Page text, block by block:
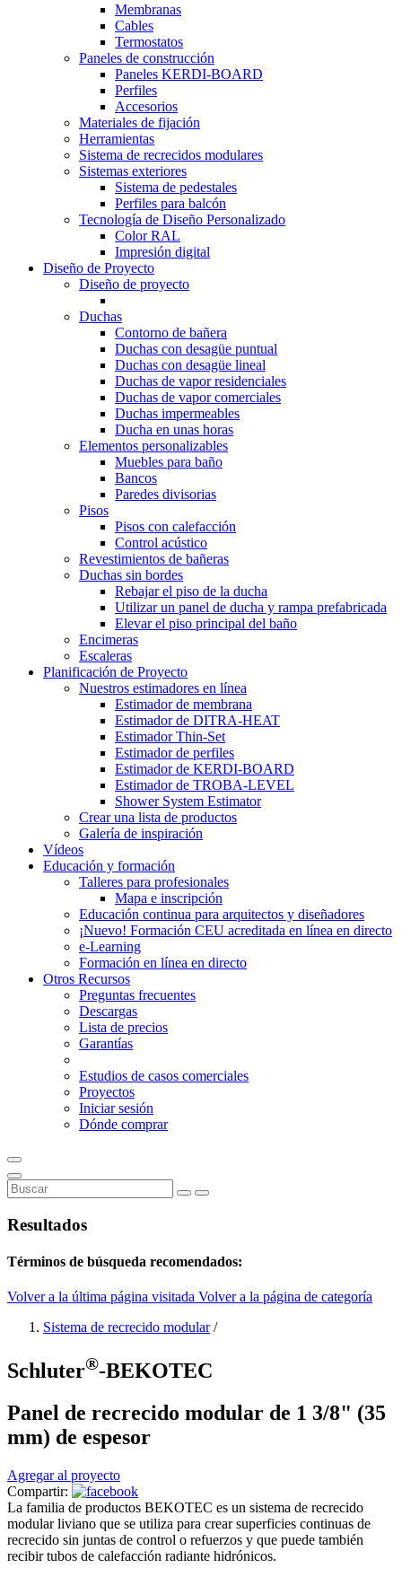
Membranas
Cables
Termostatos
Paneles de construcción
Paneles KERDI-BOARD
Perfiles
Accesorios
Materiales de fijación
Herramientas
Sistema de recrecidos modulares
Sistemas exteriores
Sistema de pedestales
Perfiles para balcón
Tecnología de Diseño Personalizado
Color RAL
Impresión digital
Diseño de Proyecto
Diseño de proyecto
Duchas
Contorno de bañera
Duchas con desagüe puntual
Duchas con desagüe lineal
Duchas de vapor residenciales
Duchas de vapor comerciales
Duchas impermeables
Ducha en unas horas
Elementos personalizables
Muebles para baño
Bancos
Paredes divisorias
Pisos
Pisos con calefacción
Control acústico
Revestimientos de bañeras
Duchas sin bordes
Rebajar el piso de la ducha
Utilizar un panel de ducha y rampa prefabricada
Elevar el piso principal del baño
Encimeras
Escaleras
Planificación de Proyecto
Nuestros estimadores en línea
Estimador de membrana
Estimador de DITRA-HEAT
Estimador Thin-Set
Estimador de perfiles
Estimador de KERDI-BOARD
Estimador de TROBA-LEVEL
Shower System Estimator
Crear una lista de productos
Galería de inspiración
Vídeos
Educación y formación
Talleres para profesionales
Mapa e inscripción
Educación continua para arquitectos y diseñadores
¡Nuevo! Formación CEU acreditada en línea en directo
e-Learning
Formación en línea en directo
Otros Recursos
Preguntas frecuentes
Descargas
Lista de precios
Garantías
Estudios de casos comerciales
Proyectos
Iniciar sesión
Dónde comprar
Resultados
Términos de búsqueda recomendados:
Volver a la última página visitada Volver a la página de categoría
Sistema de recrecido modular /
Schluter®-BEKOTEC
Panel de recrecido modular de 1 3/8" (35
mm) de espesor
Agregar al proyecto
Compartir:
La familia de productos BEKOTEC es un sistema de recrecido
modular liviano que se utiliza para crear superficies continuas de
recrecido sin juntas de control o refuerzos y que puede también
recibir tubos de calefacción radiante hidrónicos.